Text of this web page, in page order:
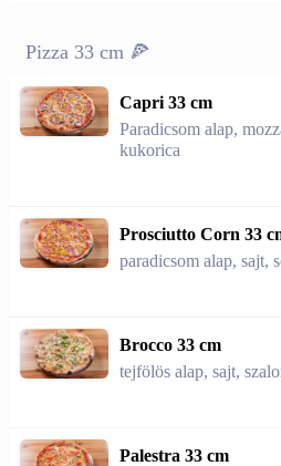
Pizza 33 cm 🍕
Capri 33 cm
Paradicsom alap,
kukorica
Prosciutto Corn 33
paradicsom alap, sajt,
Brocco 33 cm
tejfölös alap, sajt,
Palestra 33 cm